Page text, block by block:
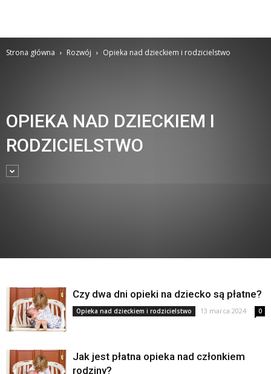
Strona główna Rozwój Opieka nad dzieckiem i rodzicielstwo
OPIEKA NAD DZIECKIEM I
RODZICIELSTWO
Czy dwa dni opieki na dziecko są płatne?
Opieka nad dzieckiem i rodzicielstwo 13 marca 2024 0
Jak jest płatna opieka nad członkiem
rodziny?